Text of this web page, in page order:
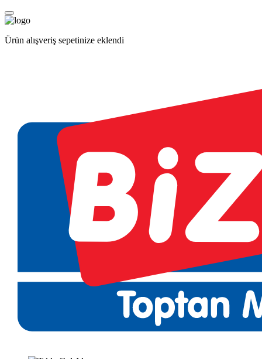
Ürün alışveriş sepetinize eklendi